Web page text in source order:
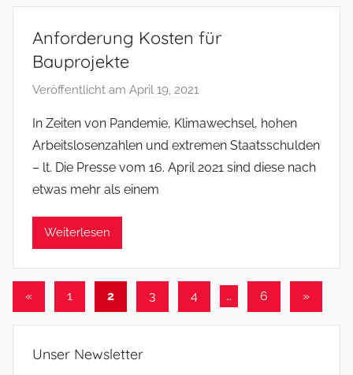
Anforderung Kosten für
Bauprojekte
Veröffentlicht am April 19, 2021
n
f
s
In Zeiten von Pandemie, Klimawechsel, hohen
Arbeitslosenzahlen und extremen Staatsschulden
– lt. Die Presse vom 16. April 2021 sind diese nach
etwas mehr als einem
Weiterlesen
Seitennummerierung
der
Beiträge
«Vorherige
1 2 3 4 … 6
Nächste
»
Unser Newsletter